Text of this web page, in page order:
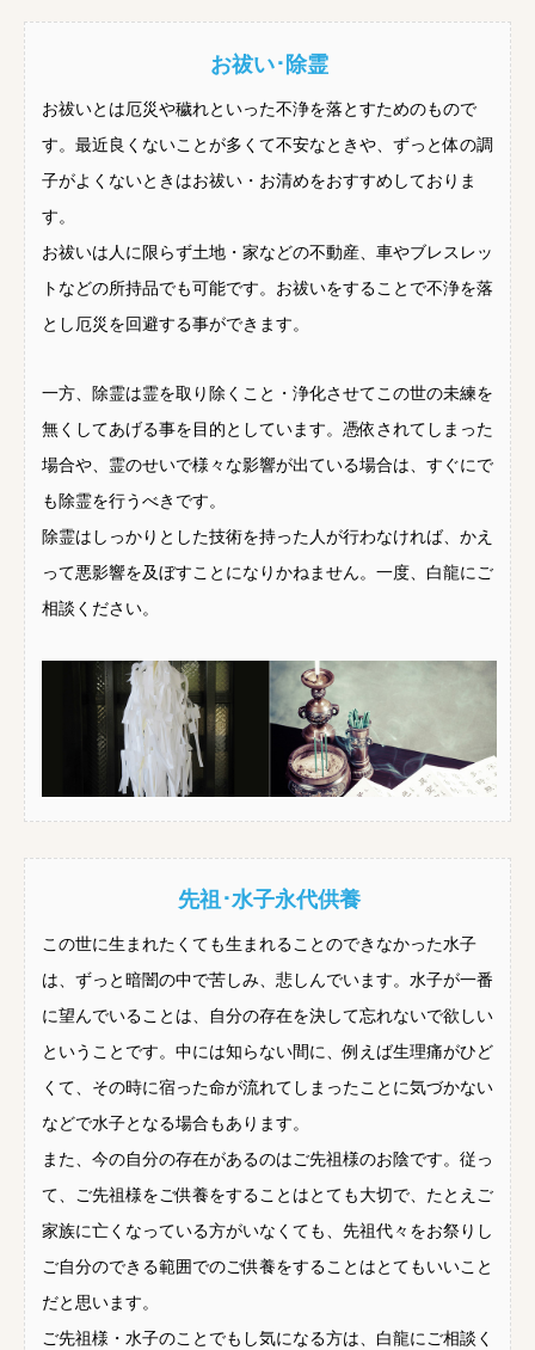
お祓い･除霊
お祓いとは厄災や穢れといった不浄を落とすためのもので
す。最近良くないことが多くて不安なときや、ずっと体の調
子がよくないときはお祓い・お清めをおすすめしておりま
す。
お祓いは人に限らず土地・家などの不動産、車やブレスレッ
トなどの所持品でも可能です。お祓いをすることで不浄を落
とし厄災を回避する事ができます。
一方、除霊は霊を取り除くこと・浄化させてこの世の未練を
無くしてあげる事を目的としています。憑依されてしまった
場合や、霊のせいで様々な影響が出ている場合は、すぐにで
も除霊を行うべきです。
除霊はしっかりとした技術を持った人が行わなければ、かえ
って悪影響を及ぼすことになりかねません。一度、白龍にご
相談ください。
先祖･水子永代供養
この世に生まれたくても生まれることのできなかった水子
は、ずっと暗闇の中で苦しみ、悲しんでいます。水子が一番
に望んでいることは、自分の存在を決して忘れないで欲しい
ということです。中には知らない間に、例えば生理痛がひど
くて、その時に宿った命が流れてしまったことに気づかない
などで水子となる場合もあります。
また、今の自分の存在があるのはご先祖様のお陰です。従っ
て、ご先祖様をご供養をすることはとても大切で、たとえご
家族に亡くなっている方がいなくても、先祖代々をお祭りし
ご自分のできる範囲でのご供養をすることはとてもいいこと
だと思います。
ご先祖様・水子のことでもし気になる方は、白龍にご相談く